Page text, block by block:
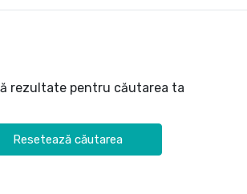
rezultate pentru căutarea ta
Resetează căutarea